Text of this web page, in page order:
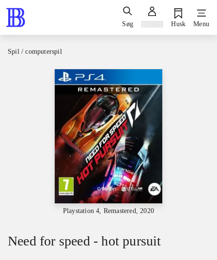
Søg Husk Menu
Spil / computerspil
Playstation 4, Remastered, 2020
Need for speed - hot pursuit